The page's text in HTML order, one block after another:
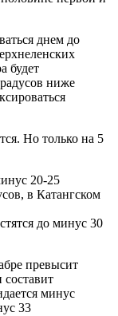
днем до
будет
ниже
Но только на 5
20-25
в Катангском
до минус 30
превысит
составит
минус
33